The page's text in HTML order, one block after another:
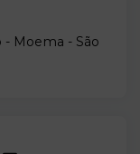
- Moema - São